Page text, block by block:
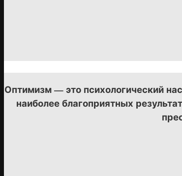
Оптимизм — это психологический
наиболее благоприятных